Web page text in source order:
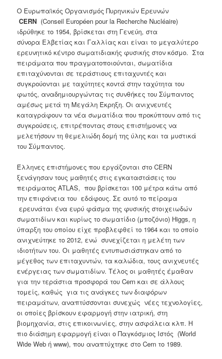
Ο Ευρωπαϊκός Οργανισμός Πυρηνικών Ερευνών
CERN (Conseil Européen pour la Recherche Nucléaire)
ιδρύθηκε το 1954, βρίσκεται στη Γενεύη, στα
σύνορα Ελβετίας και Γαλλίας και είναι το μεγαλύτερο
ερευνητικό κέντρο σωματιδιακής φυσικής στον κόσμο. Στα
πειράματα που πραγματοποιούνται, σωματίδια
επιταχύνονται σε τεράστιους επιταχυντές και
συγκρούονται με ταχύτητες κοντά στην ταχύτητα του
φωτός, αναδημιουργώντας τις συνθήκες του Σύμπαντος
αμέσως μετά τη Μεγάλη Έκρηξη. Οι ανιχνευτές
καταγράφουν τα νέα σωματίδια που προκύπτουν από τις
συγκρούσεις, επιτρέποντας στους επιστήμονες να
μελετήσουν τη θεμελιώδη δομή της ύλης και τα μυστικά
του Σύμπαντος.
Έλληνες επιστήμονες που εργάζονται στο CERN
ξενάγησαν τους μαθητές στις εγκαταστάσεις του
πειράματος ATLAS, που βρίσκεται 100 μέτρα κάτω από
την επιφάνεια του εδάφους. Σε αυτό το πείραμα
ερευνάται ένα ευρύ φάσμα της φυσικής στοιχειωδών
σωματιδίων και κυρίως το σωματίδιο (μποζόνιο) Higgs, η
ύπαρξη του οποίου είχε προβλεφθεί το 1964 και το οποίο
ανιχνεύτηκε το 2012, ενώ συνεχίζεται η μελέτη των
ιδιοτήτων του. Οι μαθητές εντυπωσιάστηκαν από το
μέγεθος των επιταχυντών, τα καλώδια, τους ανιχνευτές
ενέργειας των σωματιδίων. Τέλος οι μαθητές έμαθαν
για την τεράστια προσφορά του Cern και σε άλλους
τομείς, καθώς για τις ανάγκες των διαφόρων
πειραμάτων, αναπτύσσονται συνεχώς νέες τεχνολογίες,
οι οποίες βρίσκουν εφαρμογή στην ιατρική, στη
βιομηχανία, στις επικοινωνίες, στην ασφάλεια κλπ. Η
πιο διάσημη εφαρμογή είναι ο Παγκόσμιος Ιστός (World
Wide Web ή www), που αναπτύχτηκε στο Cern το 1989.